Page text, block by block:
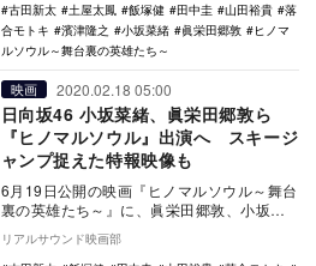
古田新太
土屋太鳳 飯塚健 田中圭 山田裕貴
落
合モトキ
濱津隆之 小坂菜緒 眞栄田郷敦
ヒノマ
ルソウル～舞台裏の英雄たち～
映画 2020.02.18 05:00
日向坂46 小坂菜緒、眞栄田郷敦ら
『ヒノマルソウル』出演へ スキージ
ャンプ捉えた特報映像も
6月19日公開の映画『ヒノマルソウル～舞台
裏の英雄たち～』に、眞栄田郷敦、小坂菜
緒（日向坂46）、古田新太、落合モトキ、
濱津隆之…
リアルサウンド映画部